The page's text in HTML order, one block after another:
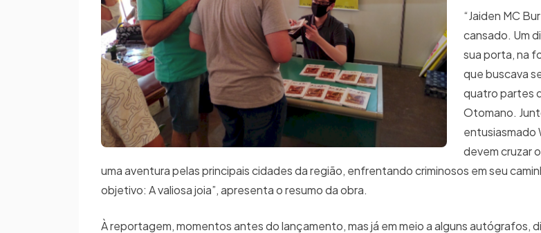
“Jaiden MC
cansado. Um
sua porta, na
que buscava
quatro partes
Otomano.
entusiasmado
devem cruzar
uma aventura pelas principais cidades da região, enfrentando criminosos em seu
objetivo: A valiosa joia”, apresenta o resumo da obra.
À reportagem, momentos antes do lançamento, mas já em meio a alguns autógrafos,